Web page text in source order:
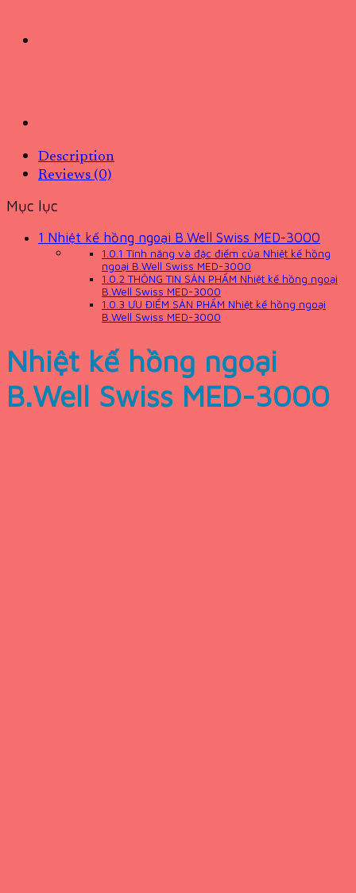
Description
Reviews (0)
Mục lục
1 Nhiệt kế hồng ngoại B.Well Swiss MED-3000
1.0.1 Tính năng và đặc điểm của Nhiệt kế hồng
ngoại B.Well Swiss MED-3000
1.0.2 THÔNG TIN SẢN PHẨM Nhiệt kế hồng ngoại
B.Well Swiss MED-3000
1.0.3 ƯU ĐIỂM SẢN PHẨM Nhiệt kế hồng ngoại
B.Well Swiss MED-3000
Nhiệt kế hồng ngoại
B.Well Swiss MED-3000